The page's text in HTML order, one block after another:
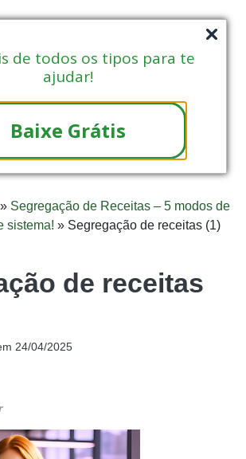
de todos os tipos para te
ajudar!
Baixe Grátis
» Segregação de Receitas – 5 modos de
sistema! » Segregação de receitas (1)
de receitas
24/04/2025